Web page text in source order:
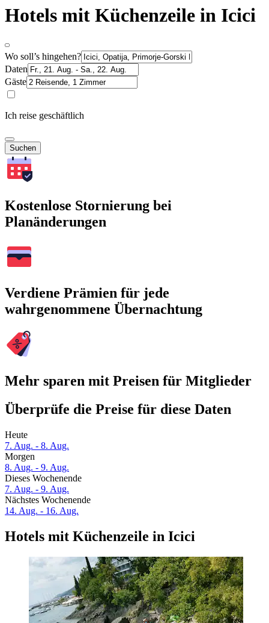
Hotels mit Küchenzeile in Icici
Wo soll’s hingehen?
Daten
Gäste
Ich reise geschäftlich
Suchen
Kostenlose Stornierung bei
Planänderungen
Verdiene Prämien für jede
wahrgenommene Übernachtung
Mehr sparen mit Preisen für Mitglieder
Überprüfe die Preise für diese Daten
Heute
7. Aug. - 8. Aug.
Morgen
8. Aug. - 9. Aug.
Dieses Wochenende
7. Aug. - 9. Aug.
Nächstes Wochenende
14. Aug. - 16. Aug.
Hotels mit Küchenzeile in Icici